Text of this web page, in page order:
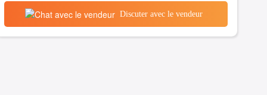
Discuter avec le vendeur